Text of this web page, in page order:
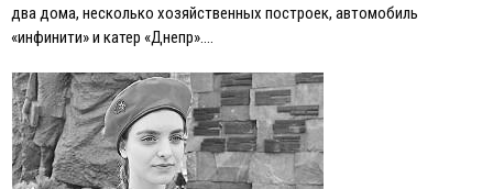
два дома, несколько хозяйственных построек, автомобиль
«инфинити» и катер «Днепр»….